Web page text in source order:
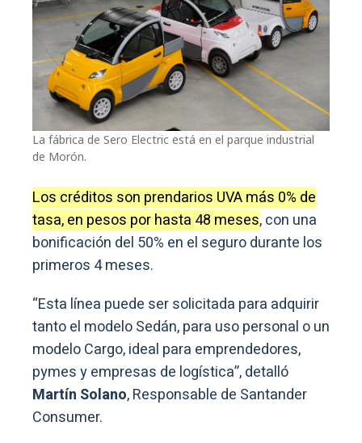
La fábrica de Sero Electric está en el parque industrial
de Morón.
Los créditos son prendarios UVA más 0% de
tasa, en pesos por hasta 48 meses, con una
bonificación del 50% en el seguro durante los
primeros 4 meses.
“Esta línea puede ser solicitada para adquirir
tanto el modelo Sedán, para uso personal o un
modelo Cargo, ideal para emprendedores,
pymes y empresas de logística”, detalló
Martín Solano, Responsable de Santander
Consumer.